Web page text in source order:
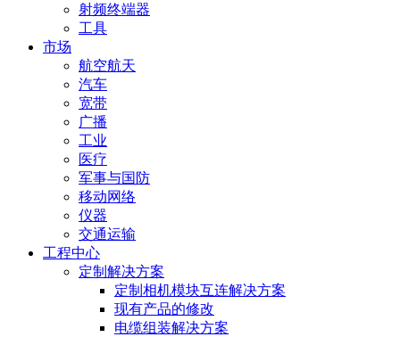
射频终端器
工具
市场
航空航天
汽车
宽带
广播
工业
医疗
军事与国防
移动网络
仪器
交通运输
工程中心
定制解决方案
定制相机模块互连解决方案
现有产品的修改
电缆组装解决方案